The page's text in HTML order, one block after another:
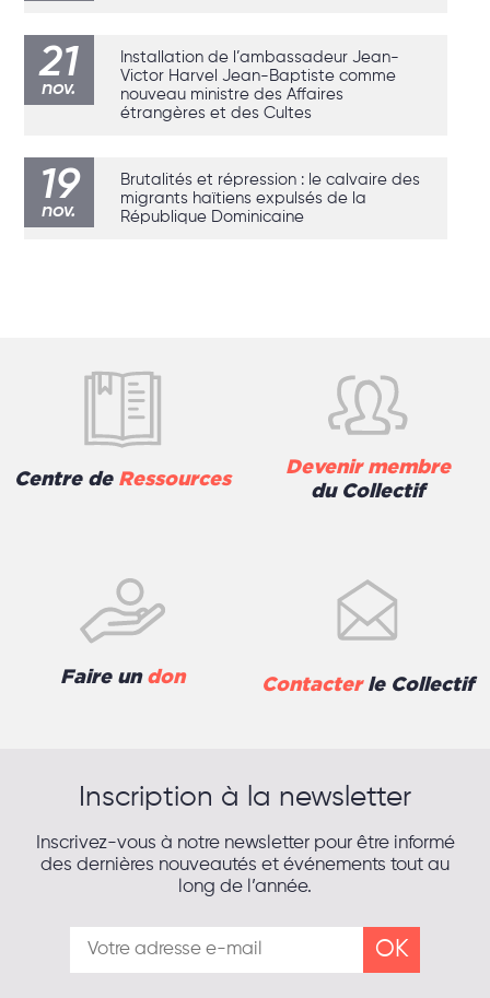
21
nov.
Installation de l’ambassadeur Jean-
Victor Harvel Jean-Baptiste comme
nouveau ministre des Affaires
étrangères et des Cultes
19
nov.
Brutalités et répression : le calvaire des
migrants haïtiens expulsés de la
République Dominicaine
Centre de Ressources
Devenir membre
du Collectif
Faire un don Contacterle Collectif
Inscription à la newsletter
Inscrivez-vous à notre newsletter pour être informé
des dernières nouveautés et événements tout au
long de l’année.